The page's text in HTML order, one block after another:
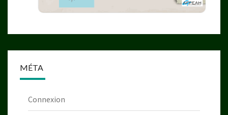
MÉTA
Connexion